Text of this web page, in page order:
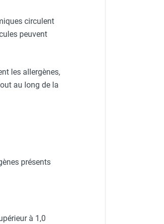
circulent
peuvent
les allergènes,
au long de la
présents
à 1,0